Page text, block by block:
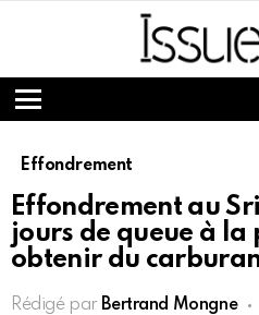
Menu
Effondrement
Effondrement au
jours de queue à la
obtenir du
Rédigé par Bertrand Mongne